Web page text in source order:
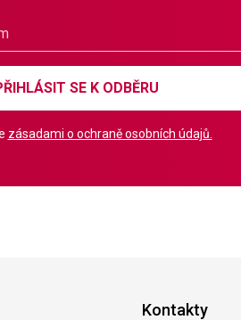
SE K ODBĚRU
zásadami o ochraně osobních údajů.
Kontakty